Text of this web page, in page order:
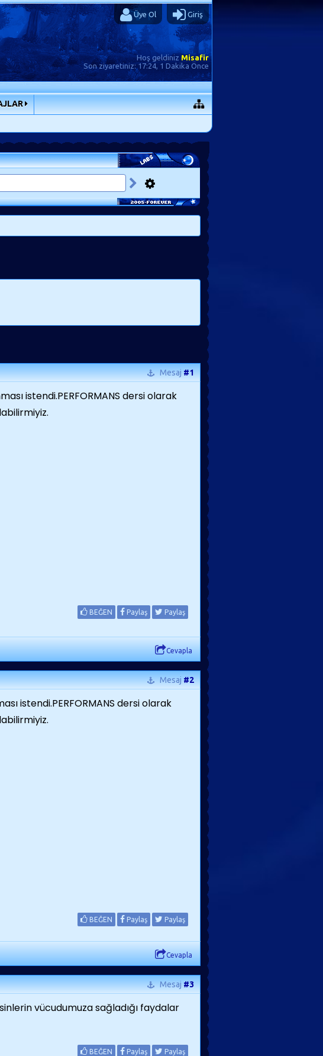
Üye Ol Giriş
Hoş geldiniz Misafir
Son ziyaretiniz:17:24, 1 Dakika Önce
Mesaj#1
istendi.PERFORMANS dersi olarak
BEĞEN Paylaş Paylaş
Cevapla
Mesaj#2
istendi.PERFORMANS dersi olarak
BEĞEN Paylaş Paylaş
Cevapla
Mesaj#3
vücudumuza sağladığı faydalar
BEĞEN Paylaş Paylaş